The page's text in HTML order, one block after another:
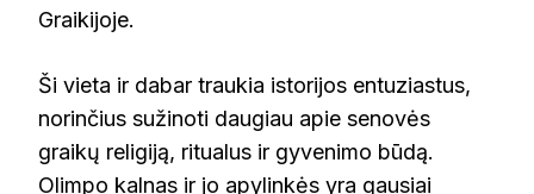
Graikijoje.
Ši vieta ir dabar traukia istorijos entuziastus,
norinčius sužinoti daugiau apie senovės
graikų religiją, ritualus ir gyvenimo būdą.
Olimpo kalnas ir jo apylinkės yra gausiai